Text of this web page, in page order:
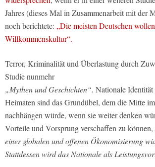
Jahres (dieses Mal in Zusammenarbeit mit der
noch berichtete: „Die meisten Deutschen
Willkommenskultur“.
Terror, Kriminalität und Überlastung durch
Studie nunmehr
„Mythen und Geschichten“. Nationale
Heimaten sind das Grundübel, dem die Mitte
nachhängen würde, wenn sie weiter denken
Vorteile und Vorsprung verschaffen zu können,
einer globalen und offenen Ökonomisierung
Stattdessen wird das Nationale als